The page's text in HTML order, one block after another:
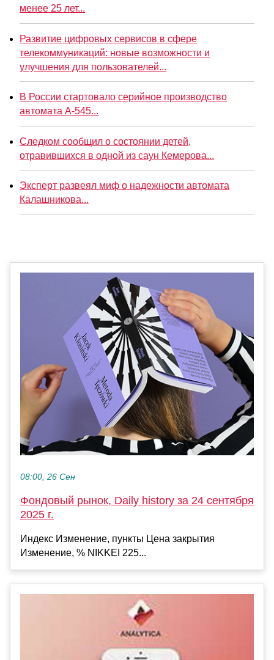
менее 25 лет...
Развитие цифровых сервисов в сфере
телекоммуникаций: новые возможности и
улучшения для пользователей...
В России стартовало серийное производство
автомата А-545...
Следком сообщил о состоянии детей,
отравившихся в одной из саун Кемерова...
Эксперт развеял миф о надежности автомата
Калашникова...
08:00, 26 Сен
Фондовый рынок, Daily history за 24 сентября
2025 г.
Индекс Изменение, пункты Цена закрытия
Изменение, % NIKKEI 225...